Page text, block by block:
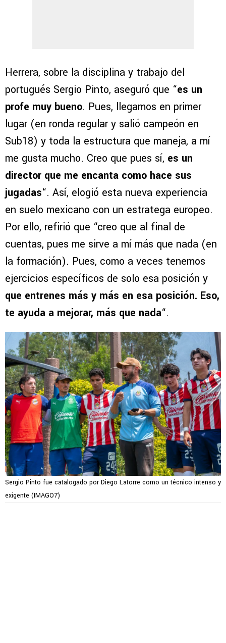
Herrera, sobre la disciplina y trabajo del
portugués Sergio Pinto, aseguró que “es un
profe muy bueno. Pues, llegamos en primer
lugar (en ronda regular y salió campeón en
Sub18) y toda la estructura que maneja, a mí
me gusta mucho. Creo que pues sí, es un
director que me encanta como hace sus
jugadas“. Así, elogió esta nueva experiencia
en suelo mexicano con un estratega europeo.
Por ello, refirió que “creo que al final de
cuentas, pues me sirve a mí más que nada (en
la formación). Pues, como a veces tenemos
ejercicios específicos de solo esa posición y
que entrenes más y más en esa posición. Eso,
te ayuda a mejorar, más que nada“.
Sergio Pinto fue catalogado por Diego Latorre como un técnico intenso y
exigente (IMAGO7)